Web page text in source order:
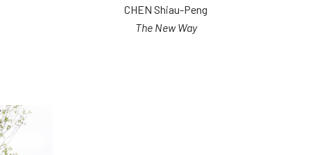
CHEN Shiau-Peng
The New Way